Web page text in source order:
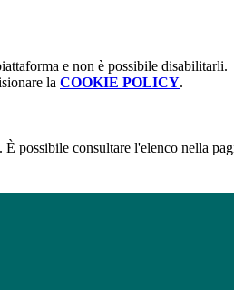
e non è possibile disabilitarli.
la COOKIE POLICY.
possibile consultare l'elenco nella